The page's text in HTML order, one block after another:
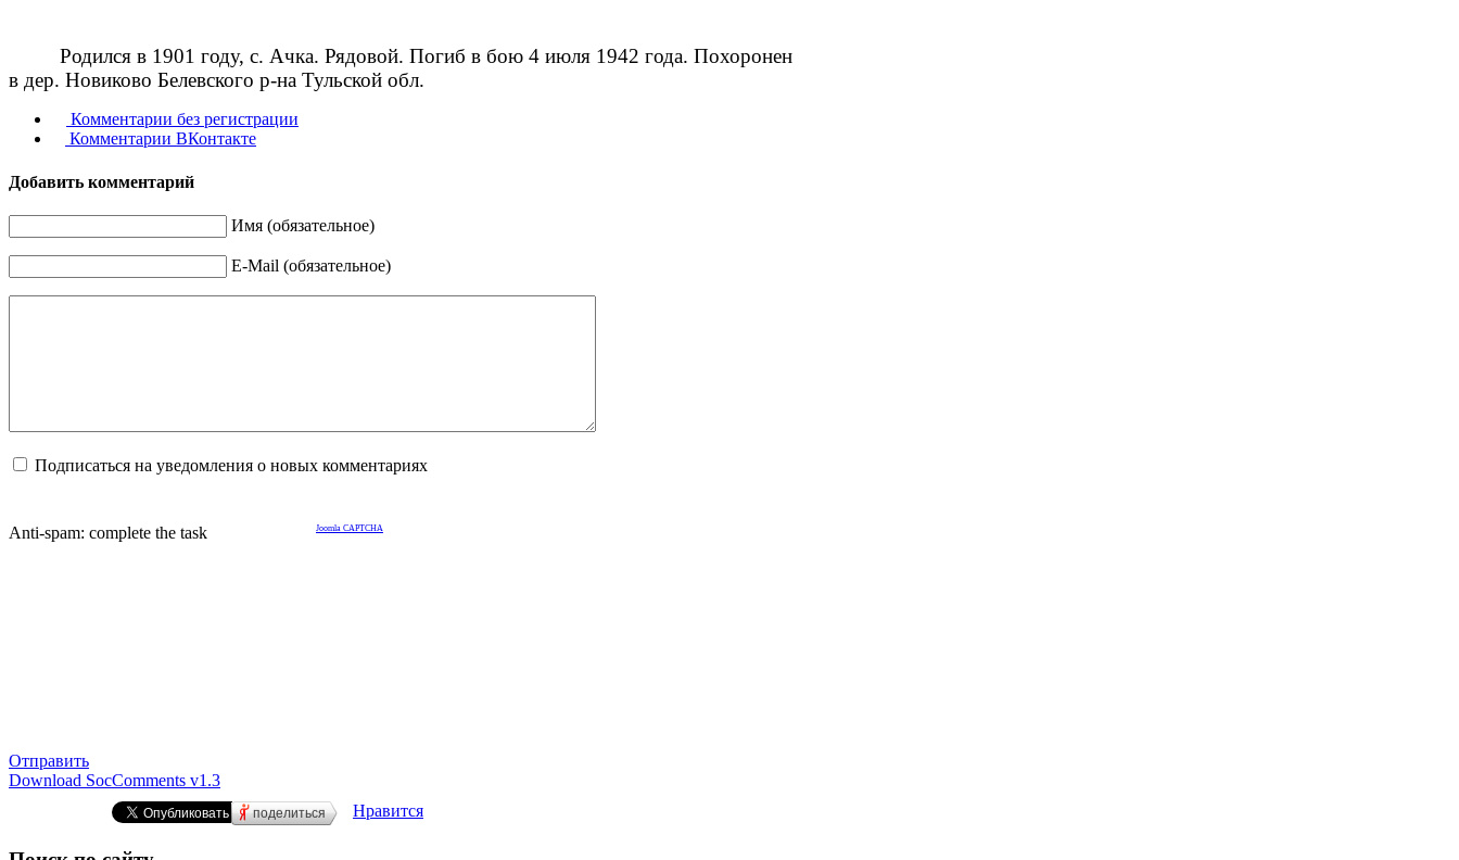
Родился в 1901 году, с. Ачка. Рядовой. Погиб в бою 4 июля 1942 года. Похоронен
в дер. Новиково Белевского р-на Тульской обл.
Комментарии без регистрации
Комментарии ВКонтакте
Добавить комментарий
Имя (обязательное)
E-Mail (обязательное)
Подписаться на уведомления о новых комментариях
Anti-spam: complete the task Joomla CAPTCHA
Отправить
Download SocComments v1.3
поделиться Нравится